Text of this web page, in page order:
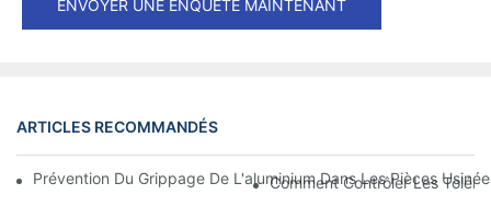
ENVOYER UNE ENQUÊTE MAINTENANT
ARTICLES RECOMMANDÉS
Prévention Du Grippage De L'aluminium Dans Les Pièces
Comment Contrôler Les